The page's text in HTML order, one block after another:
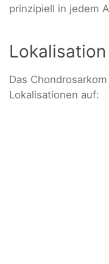
prinzipiell in jedem
Lokalisation
Das
Lokalisationen auf: